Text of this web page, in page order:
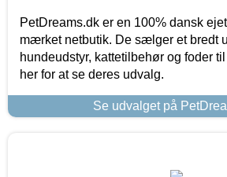
PetDreams.dk er en 100% dansk
mærket netbutik. De sælger et bredt
hundeudstyr, kattetilbehør og foder
her for at se deres udvalg.
Se udvalget på